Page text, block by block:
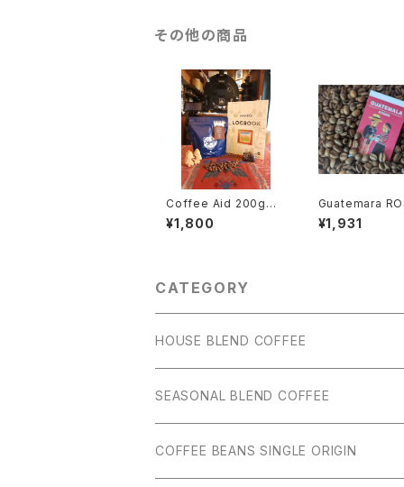
その他の商品
Coffee Aid 200g 《
Niseko Houte Rout
e Blend 》
¥1,800
Guatemara
100g 《 グアテマ
スマ 100g 》
¥1,931
CATEGORY
HOUSE BLEND COFFEE
SEASONAL BLEND COFFEE
COFFEE BEANS SINGLE ORIGIN